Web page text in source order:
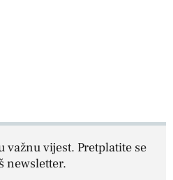
vijest. Pretplatite se
newsletter.